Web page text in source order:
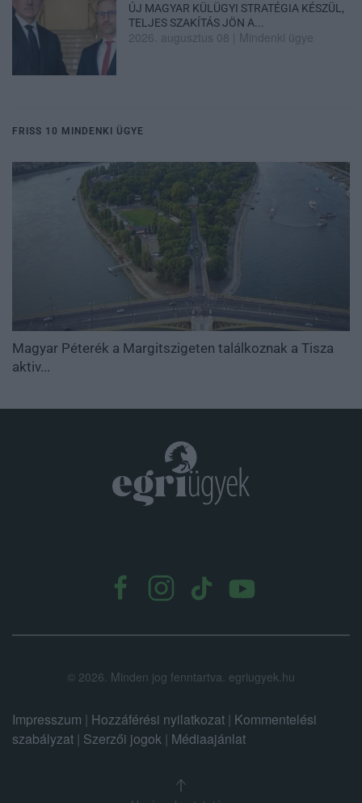
ÚJ MAGYAR KÜLÜGYI STRATÉGIA KÉSZÜL,
TELJES SZAKÍTÁS JÖN A...
2026. augusztus 08 Mindenki ügye
FRISS 10 MINDENKI ÜGYE
Magyar Péterék a Margitszigeten találkoznak a Tisza
aktiv...
© 2026. Minden jog fenntartva. egriugyek.hu
Impresszum | Hozzáférési nyilatkozat | Kommentelési
szabályzat | Szerzői jogok | Médiaajánlat